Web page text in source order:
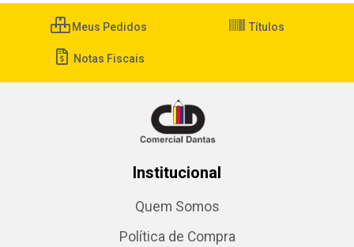
Meus Pedidos Títulos
Notas Fiscais
Institucional
Quem Somos
Política de Compra